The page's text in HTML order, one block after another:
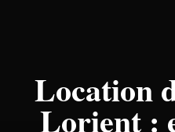
Location
Lorient :